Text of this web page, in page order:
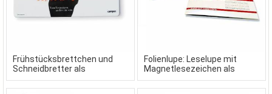
Frühstücksbrettchen und
Schneidbretter als
Werbeartikel
Folienlupe: Leselupe mit
Magnetlesezeichen als
Werbeartikel